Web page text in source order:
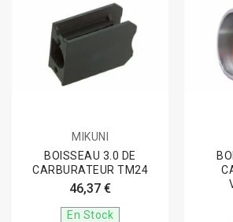
MIKUNI
BOISSEAU 3.0 DE
CARBURATEUR TM24
46,37 €
En Stock